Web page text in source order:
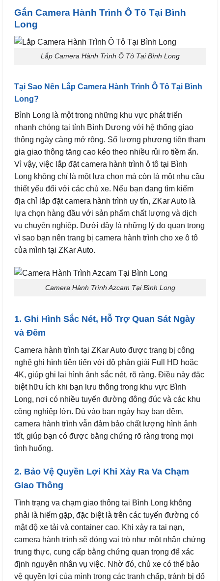
Gắn Camera Hành Trình Ô Tô Tại Bình
Long
Lắp Camera Hành Trình Ô Tô Tại Bình Long
Tại Sao Nên Lắp Camera Hành Trình Ô Tô Tại Bình
Long?
Bình Long là một trong những khu vực phát triển
nhanh chóng tại tỉnh Bình Dương với hệ thống giao
thông ngày càng mở rộng. Số lượng phương tiện tham
gia giao thông tăng cao kéo theo nhiều rủi ro tiềm ẩn.
Vì vậy, việc lắp đặt camera hành trình ô tô tại Bình
Long không chỉ là một lựa chọn mà còn là một nhu cầu
thiết yếu đối với các chủ xe. Nếu bạn đang tìm kiếm
địa chỉ lắp đặt camera hành trình uy tín, ZKar Auto là
lựa chọn hàng đầu với sản phẩm chất lượng và dịch
vụ chuyên nghiệp. Dưới đây là những lý do quan trọng
vì sao bạn nên trang bị camera hành trình cho xe ô tô
của mình tại ZKar Auto.
Camera Hành Trình Azcam Tại Bình Long
1. Ghi Hình Sắc Nét, Hỗ Trợ Quan Sát Ngày
và Đêm
Camera hành trình tại ZKar Auto được trang bị công
nghệ ghi hình tiên tiến với độ phân giải Full HD hoặc
4K, giúp ghi lại hình ảnh sắc nét, rõ ràng. Điều này đặc
biệt hữu ích khi bạn lưu thông trong khu vực Bình
Long, nơi có nhiều tuyến đường đông đúc và các khu
công nghiệp lớn. Dù vào ban ngày hay ban đêm,
camera hành trình vẫn đảm bảo chất lượng hình ảnh
tốt, giúp bạn có được bằng chứng rõ ràng trong mọi
tình huống.
2. Bảo Vệ Quyền Lợi Khi Xảy Ra Va Chạm
Giao Thông
Tình trạng va chạm giao thông tại Bình Long không
phải là hiếm gặp, đặc biệt là trên các tuyến đường có
mật độ xe tải và container cao. Khi xảy ra tai nạn,
camera hành trình sẽ đóng vai trò như một nhân chứng
trung thực, cung cấp bằng chứng quan trọng để xác
định nguyên nhân vụ việc. Nhờ đó, chủ xe có thể bảo
vệ quyền lợi của mình trong các tranh chấp, tránh bị đổ